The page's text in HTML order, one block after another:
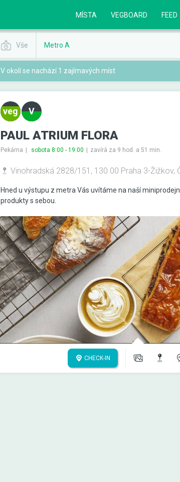
MÍSTA VEGBOARD FEED
Vše Metro A
V okolí se nachází 1 zajímavých míst
PAUL ATRIUM FLORA
Pekárna sobota 8:00 - 19:00 zavírá za 9 hod. a 51 min.
Vinohradská 2828/151, 130 00 Praha 3-Žižkov,
Hned u výstupu z metra Vás uvítáme na naší
produkty s sebou.
CHECK-IN